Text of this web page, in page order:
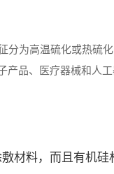
为高温硫化或热硫
品、医疗器械和人
材料，而且有机硅